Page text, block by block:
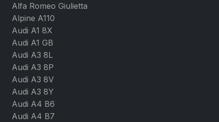
Alfa Romeo Giulietta
Alpine A110
Audi A1 8X
Audi A1 GB
Audi A3 8L
Audi A3 8P
Audi A3 8V
Audi A3 8Y
Audi A4 B6
Audi A4 B7